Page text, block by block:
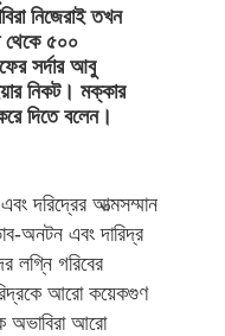
নিজেরাই তখন
থেকে ৫০০
সর্দার আবু
নিকট। মক্কার
দিতে বলেন।
দরিদ্রের আত্মসম্মান
অনটন এবং দারিদ্র
লগ্নি গরিবের
আরো কয়েকগুণ
অভাবিরা আরো